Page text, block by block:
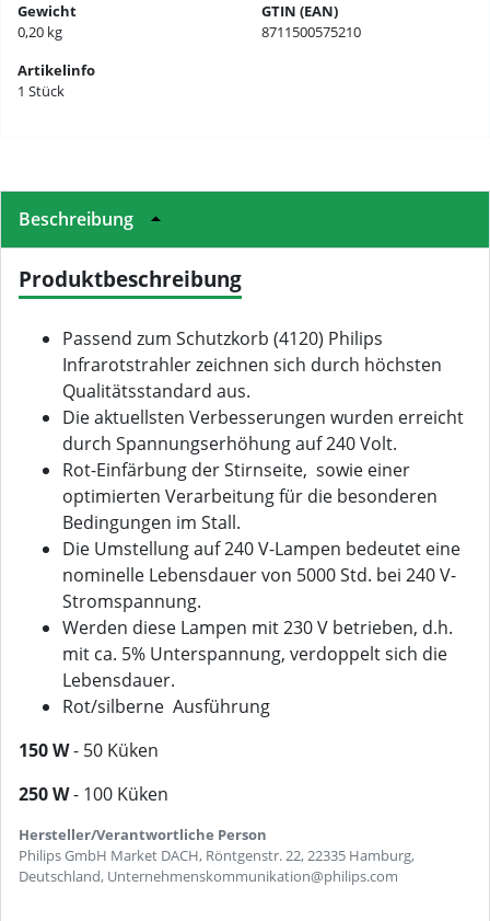
Gewicht
0,20 kg
GTIN (EAN)
8711500575210
Artikelinfo
1 Stück
Beschreibung
Produktbeschreibung
Passend zum Schutzkorb (4120) Philips
Infrarotstrahler zeichnen sich durch höchsten
Qualitätsstandard aus.
Die aktuellsten Verbesserungen wurden erreicht
durch Spannungserhöhung auf 240 Volt.
Rot-Einfärbung der Stirnseite, sowie einer
optimierten Verarbeitung für die besonderen
Bedingungen im Stall.
Die Umstellung auf 240 V-Lampen bedeutet eine
nominelle Lebensdauer von 5000 Std. bei 240 V-
Stromspannung.
Werden diese Lampen mit 230 V betrieben, d.h.
mit ca. 5% Unterspannung, verdoppelt sich die
Lebensdauer.
Rot/silberne Ausführung
150 W- 50 Küken
250 W- 100 Küken
Hersteller/Verantwortliche Person
Philips GmbH Market DACH, Röntgenstr. 22, 22335 Hamburg,
Deutschland, Unternehmenskommunikation@philips.com